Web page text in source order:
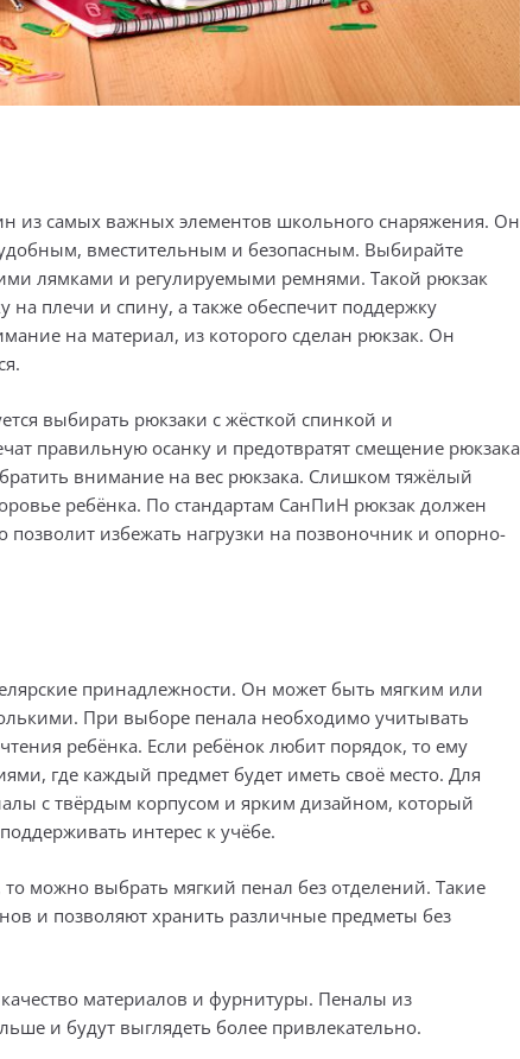
из самых важных элементов школьного снаряжения. Он
вместительным и безопасным. Выбирайте
лямками и регулируемыми ремнями. Такой рюкзак
на плечи и спину, а также обеспечит поддержку
на материал, из которого сделан рюкзак. Он
выбирать рюкзаки с жёсткой спинкой и
правильную осанку и предотвратят смещение рюкзака
внимание на вес рюкзака. Слишком тяжёлый
ребёнка. По стандартам СанПиН рюкзак должен
позволит избежать нагрузки на позвоночник и опорно-
принадлежности. Он может быть мягким или
При выборе пенала необходимо учитывать
ребёнка. Если ребёнок любит порядок, то ему
где каждый предмет будет иметь своё место. Для
с твёрдым корпусом и ярким дизайном, который
интерес к учёбе.
то можно выбрать мягкий пенал без отделений. Такие
и позволяют хранить различные предметы без
материалов и фурнитуры. Пеналы из
и будут выглядеть более привлекательно.